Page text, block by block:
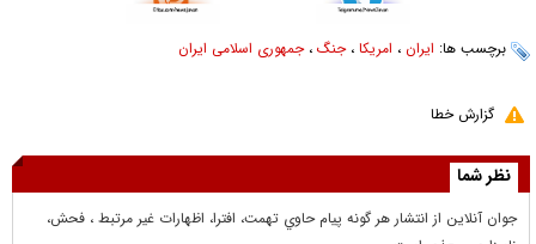
برچسب ها: ایران ، امریکا ،جنگ ،جمهوری اسلامی ایران
گزارش خطا
نظر شما
جوان آنلاين از انتشار هر گونه پيام حاوي تهمت، افترا، اظهارات غير مرتبط ، فحش،